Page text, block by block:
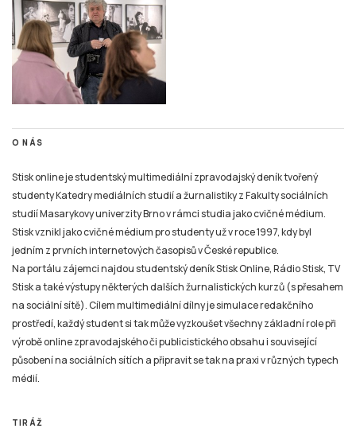
O NÁS
Stisk online je studentský multimediální zpravodajský deník tvořený
studenty Katedry mediálních studií a žurnalistiky z Fakulty sociálních
studií Masarykovy univerzity Brno v rámci studia jako cvičné médium.
Stisk vznikl jako cvičné médium pro studenty už v roce 1997, kdy byl
jedním z prvních internetových časopisů v České republice.
Na portálu zájemci najdou studentský deník Stisk Online, Rádio Stisk, TV
Stisk a také výstupy některých dalších žurnalistických kurzů (s přesahem
na sociální sítě). Cílem multimediální dílny je simulace redakčního
prostředí, každý student si tak může vyzkoušet všechny základní role při
výrobě online zpravodajského či publicistického obsahu i související
působení na sociálních sítích a připravit se tak na praxi v různých typech
médií.
TIRÁŽ